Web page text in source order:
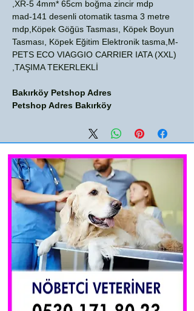
XR-5 4mm* 65cm boğma zincir mdp,
mad-141 desenli otomatik tasma 3 metre
mdp,Köpek Göğüs Tasması, Köpek Boyun
Tasması, Köpek Eğitim Elektronik tasma,M-
PETS ECO VIAGGIO CARRIER IATA (XXL)
TAŞIMA TEKERLEKLİ,
Bakırköy Petshop Adres